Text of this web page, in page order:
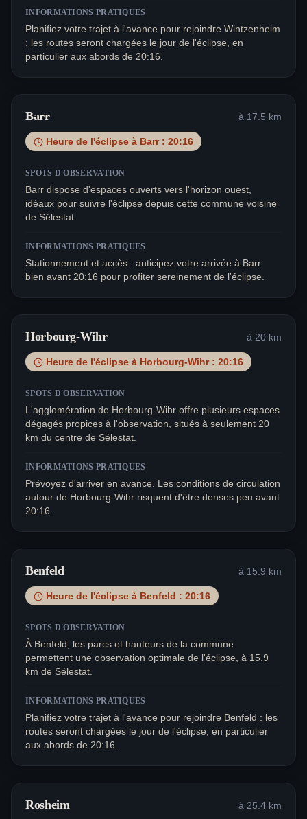
INFORMATIONS PRATIQUES
Planifiez votre trajet à l'avance pour rejoindre Wintzenheim
: les routes seront chargées le jour de l'éclipse, en
particulier aux abords de 20:16.
Barr à 17.5 km
Heure de l'éclipse à Barr: 20:16
SPOTS D'OBSERVATION
Barr dispose d'espaces ouverts vers l'horizon ouest,
idéaux pour suivre l'éclipse depuis cette commune voisine
de Sélestat.
INFORMATIONS PRATIQUES
Stationnement et accès : anticipez votre arrivée à Barr
bien avant 20:16 pour profiter sereinement de l'éclipse.
Horbourg-Wihr à 20 km
Heure de l'éclipse à Horbourg-Wihr: 20:16
SPOTS D'OBSERVATION
L'agglomération de Horbourg-Wihr offre plusieurs espaces
dégagés propices à l'observation, situés à seulement 20
km du centre de Sélestat.
INFORMATIONS PRATIQUES
Prévoyez d'arriver en avance. Les conditions de circulation
autour de Horbourg-Wihr risquent d'être denses peu avant
20:16.
Benfeld à 15.9 km
Heure de l'éclipse à Benfeld : 20:16
SPOTS D'OBSERVATION
À Benfeld, les parcs et hauteurs de la commune
permettent une observation optimale de l'éclipse, à 15.9
km de Sélestat.
INFORMATIONS PRATIQUES
Planifiez votre trajet à l'avance pour rejoindre Benfeld : les
routes seront chargées le jour de l'éclipse, en particulier
aux abords de 20:16.
Rosheim à 25.4 km